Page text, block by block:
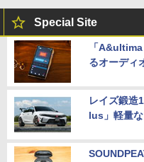
Special Site
「
るオーディ
レイズ鍛造
lus」軽量